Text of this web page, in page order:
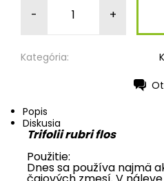
- +
Kategória:
Popis
Diskusia
Trifolii rubri flos
Použitie:
Dnes sa používa najmä